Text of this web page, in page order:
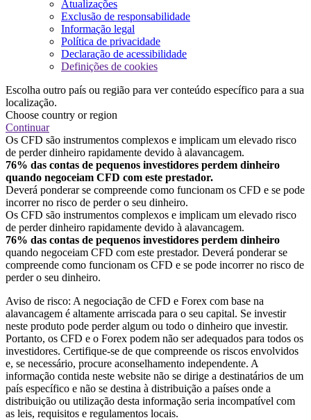
Atualizações
Exclusão de responsabilidade
Informação legal
Política de privacidade
Declaração de acessibilidade
Definições de cookies
Escolha outro país ou região para ver conteúdo específico para a sua
localização.
Choose country or region
Continuar
Os CFD são instrumentos complexos e implicam um elevado risco
de perder dinheiro rapidamente devido à alavancagem.
76% das contas de pequenos investidores perdem dinheiro
quando negoceiam CFD com este prestador.
Deverá ponderar se compreende como funcionam os CFD e se pode
incorrer no risco de perder o seu dinheiro.
Os CFD são instrumentos complexos e implicam um elevado risco
de perder dinheiro rapidamente devido à alavancagem.
76% das contas de pequenos investidores perdem dinheiro
quando negoceiam CFD com este prestador. Deverá ponderar se
compreende como funcionam os CFD e se pode incorrer no risco de
perder o seu dinheiro.
Aviso de risco: A negociação de CFD e Forex com base na
alavancagem é altamente arriscada para o seu capital. Se investir
neste produto pode perder algum ou todo o dinheiro que investir.
Portanto, os CFD e o Forex podem não ser adequados para todos os
investidores. Certifique-se de que compreende os riscos envolvidos
e, se necessário, procure aconselhamento independente. A
informação contida neste website não se dirige a destinatários de um
país específico e não se destina à distribuição a países onde a
distribuição ou utilização desta informação seria incompatível com
as leis, requisitos e regulamentos locais.